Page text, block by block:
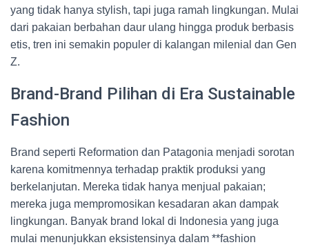
yang tidak hanya stylish, tapi juga ramah lingkungan. Mulai
dari pakaian berbahan daur ulang hingga produk berbasis
etis, tren ini semakin populer di kalangan milenial dan Gen
Z.
Brand-Brand Pilihan di Era Sustainable
Fashion
Brand seperti Reformation dan Patagonia menjadi sorotan
karena komitmennya terhadap praktik produksi yang
berkelanjutan. Mereka tidak hanya menjual pakaian;
mereka juga mempromosikan kesadaran akan dampak
lingkungan. Banyak brand lokal di Indonesia yang juga
mulai menunjukkan eksistensinya dalam **fashion